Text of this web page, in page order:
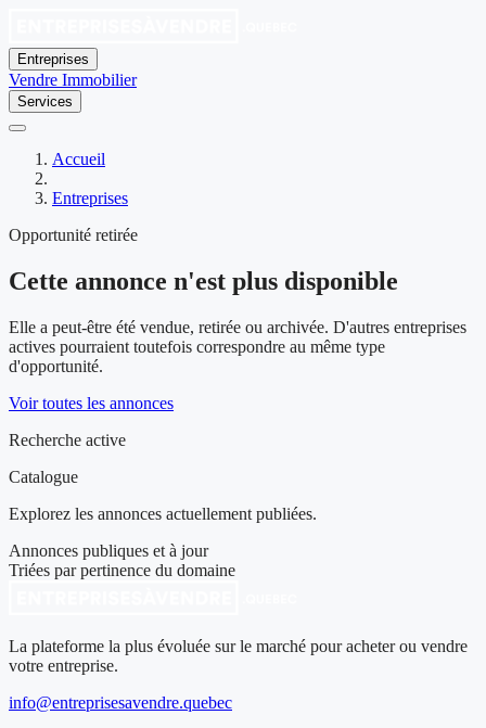
Entreprises
Vendre Immobilier
Services
Accueil
Entreprises
Opportunité retirée
Cette annonce n'est plus disponible
Elle a peut-être été vendue, retirée ou archivée. D'autres entreprises
actives pourraient toutefois correspondre au même type
d'opportunité.
Voir toutes les annonces
Recherche active
Catalogue
Explorez les annonces actuellement publiées.
Annonces publiques et à jour
Triées par pertinence du domaine
La plateforme la plus évoluée sur le marché pour acheter ou vendre
votre entreprise.
info@entreprisesavendre.quebec